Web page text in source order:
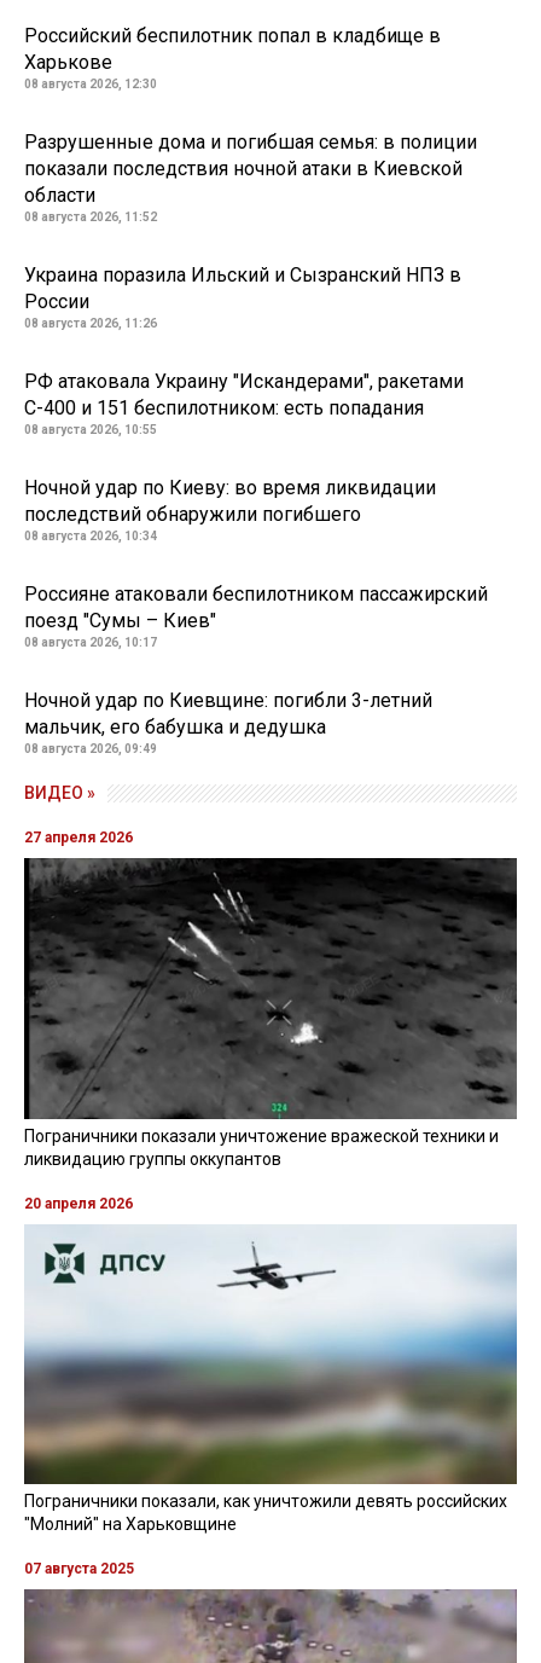
Российский беспилотник попал в кладбище в
Харькове
08 августа 2026, 12:30
Разрушенные дома и погибшая семья: в полиции
показали последствия ночной атаки в Киевской
области
08 августа 2026, 11:52
Украина поразила Ильский и Сызранский НПЗ в
России
08 августа 2026, 11:26
РФ атаковала Украину "Искандерами", ракетами
С-400 и 151 беспилотником: есть попадания
08 августа 2026, 10:55
Ночной удар по Киеву: во время ликвидации
последствий обнаружили погибшего
08 августа 2026, 10:34
Россияне атаковали беспилотником пассажирский
поезд "Сумы – Киев"
08 августа 2026, 10:17
Ночной удар по Киевщине: погибли 3-летний
мальчик, его бабушка и дедушка
08 августа 2026, 09:49
ВИДЕО »
27 апреля 2026
Пограничники показали уничтожение вражеской техники и
ликвидацию группы оккупантов
20 апреля 2026
Пограничники показали, как уничтожили девять российских
"Молний" на Харьковщине
07 августа 2025